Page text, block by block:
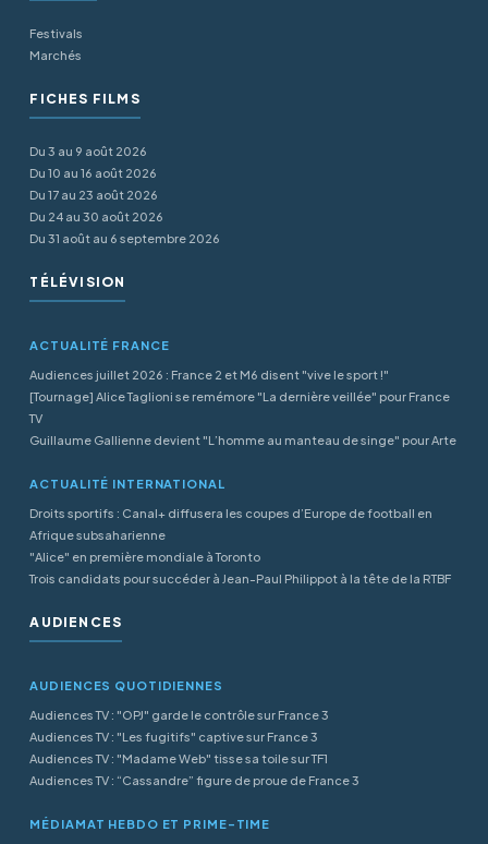
Festivals
Marchés
FICHES FILMS
Du 3 au 9 août 2026
Du 10 au 16 août 2026
Du 17 au 23 août 2026
Du 24 au 30 août 2026
Du 31 août au 6 septembre 2026
TÉLÉVISION
ACTUALITÉ FRANCE
Audiences juillet 2026 : France 2 et M6 disent "vive le sport !"
[Tournage] Alice Taglioni se remémore "La dernière veillée" pour France
TV
Guillaume Gallienne devient "L’homme au manteau de singe" pour Arte
ACTUALITÉ INTERNATIONAL
Droits sportifs : Canal+ diffusera les coupes d’Europe de football en
Afrique subsaharienne
"Alice" en première mondiale à Toronto
Trois candidats pour succéder à Jean-Paul Philippot à la tête de la RTBF
AUDIENCES
AUDIENCES QUOTIDIENNES
Audiences TV : "OPJ" garde le contrôle sur France 3
Audiences TV : "Les fugitifs" captive sur France 3
Audiences TV : "Madame Web" tisse sa toile sur TF1
Audiences TV : “Cassandre” figure de proue de France 3
MÉDIAMAT HEBDO ET PRIME-TIME